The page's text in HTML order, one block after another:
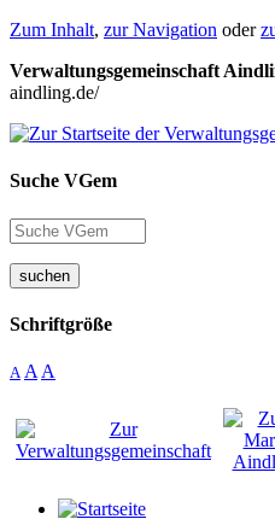
Zum Inhalt, zur Navigation oder
Verwaltungsgemeinschaft
aindling.de/
Suche VGem
suchen
Schriftgröße
A A A